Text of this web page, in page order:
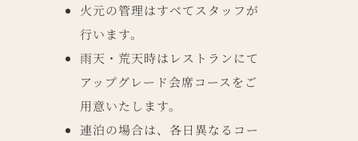
火元の管理はすべてスタッフが
行います。
雨天・荒天時はレストランにて
アップグレード会席コースをご
用意いたします。
連泊の場合は、各日異なるコー